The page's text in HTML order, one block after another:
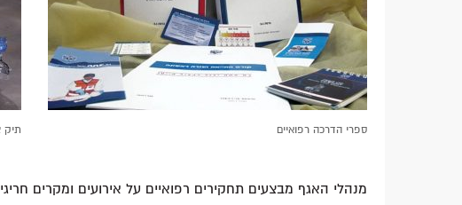
ספרי הדרכה רפואיים תיק
מנהלי האגף מבצעים תחקירים רפואיים על אירועים ומקרים